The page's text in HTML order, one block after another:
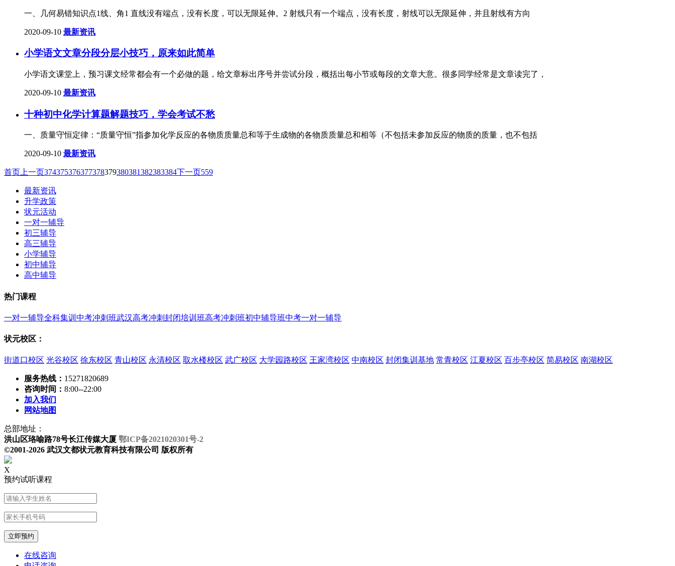
一、几何易错知识点1线、角1 直线没有端点，没有长度，可以无限延伸。2 射线只有一个端点，没有长度，射线可以无限延伸，并且射线有方向
2020-09-10 最新资讯
小学语文文章分段分层小技巧，原来如此简单
小学语文课堂上，预习课文经常都会有一个必做的题，给文章标出序号并尝试分段，概括出每小节或每段的文章大意。很多同学经常是文章读完了，
2020-09-10 最新资讯
十种初中化学计算题解题技巧，学会考试不愁
一、质量守恒定律：“质量守恒”指参加化学反应的各物质质量总和等于生成物的各物质质量总和相等（不包括未参加反应的物质的质量，也不包括
2020-09-10 最新资讯
首页 上一页374375376377378379380381382383384下一页559
最新资讯
升学政策
状元活动
一对一辅导
初三辅导
高三辅导
小学辅导
初中辅导
高中辅导
热门课程
一对一辅导全科集训 中考冲刺班武汉高考冲刺封闭培训班高考冲刺班初中辅导班中考一对一辅导
状元校区：
街道口校区 光谷校区 徐东校区 青山校区 永清校区 取水楼校区 武广校区 大学园路校区 王家湾校区 中南校区 封闭集训基地 常青校区 江夏校区 百步亭校区 简易校区 南湖校区
服务热线： 15271820689
咨询时间： 8:00--22:00
加入我们
网站地图
总部地址：
洪山区珞喻路78号长江传媒大厦 鄂ICP备2021020301号-2
©2001-2026 武汉文都状元教育科技有限公司 版权所有
X
预约试听课程
在线咨询